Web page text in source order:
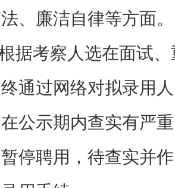
、廉洁自律等方面。
考察人选在面试、
通过网络对拟录用
公示期内查实有严
停聘用，待查实并